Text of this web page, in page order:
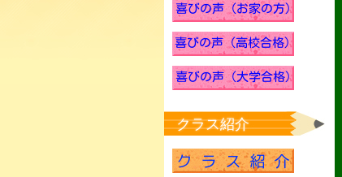
クラス紹介